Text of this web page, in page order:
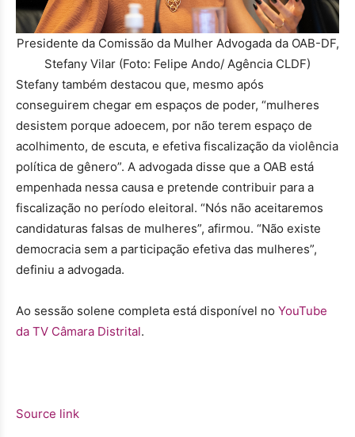
Presidente da Comissão da Mulher Advogada da OAB-DF,
Stefany Vilar (Foto: Felipe Ando/ Agência CLDF)
Stefany também destacou que, mesmo após
conseguirem chegar em espaços de poder, “mulheres
desistem porque adoecem, por não terem espaço de
acolhimento, de escuta, e efetiva fiscalização da violência
política de gênero”. A advogada disse que a OAB está
empenhada nessa causa e pretende contribuir para a
fiscalização no período eleitoral. “Nós não aceitaremos
candidaturas falsas de mulheres”, afirmou. “Não existe
democracia sem a participação efetiva das mulheres”,
definiu a advogada.
Ao sessão solene completa está disponível no YouTube
da TV Câmara Distrital.
Source link